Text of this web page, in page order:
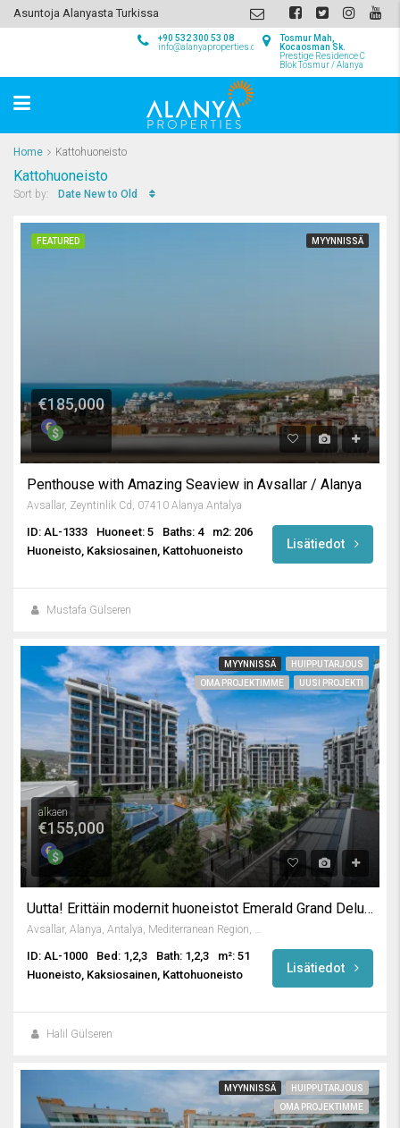
Asuntoja Alanyasta Turkissa
Tosmur Mah,
Kocaosman Sk.
Prestige Residence C
Blok Tosmur / Alanya
+90 532 300 53 08
info@alanyaproperties.com
Home Kattohuoneisto
Kattohuoneisto
Sort by: Date New to Old
FEATURED MYYNNISSÄ
€185,000
Penthouse with Amazing Seaview in Avsallar / Alanya
Avsallar, Zeyntinlik Cd, 07410 Alanya Antalya
ID: AL-1333 Huoneet: 5 Baths: 4
m2: 206
Huoneisto, Kaksiosainen, Kattohuoneisto
Lisätiedot
Mustafa Gülseren
MYYNNISSÄ
HUIPPUTARJOUS
OMA PROJEKTIMME
UUSI PROJEKTI
alkaen
€155,000
Uutta! Erittäin modernit huoneistot Emerald Grand Deluxe -huoneistossa
ID: AL-1000 Bed: 1,2,3 Bath: 1,2,3
m²: 51
Huoneisto, Kaksiosainen, Kattohuoneisto
Lisätiedot
Halil Gülseren
MYYNNISSÄ
HUIPPUTARJOUS
OMA PROJEKTIMME